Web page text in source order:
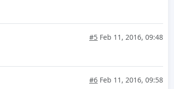
#5 Feb 11, 2016, 09:48
#6 Feb 11, 2016, 09:58